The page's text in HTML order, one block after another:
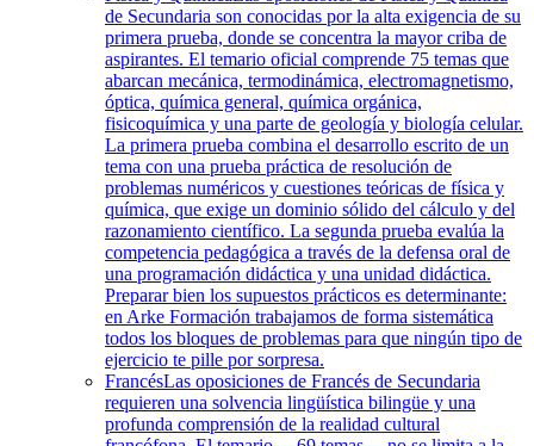
de Secundaria son conocidas por la alta exigencia de su
primera prueba, donde se concentra la mayor criba de
aspirantes. El temario oficial comprende 75 temas que
abarcan mecánica, termodinámica, electromagnetismo,
óptica, química general, química orgánica,
fisicoquímica y una parte de geología y biología celular.
La primera prueba combina el desarrollo escrito de un
tema con una prueba práctica de resolución de
problemas numéricos y cuestiones teóricas de física y
química, que exige un dominio sólido del cálculo y del
razonamiento científico. La segunda prueba evalúa la
competencia pedagógica a través de la defensa oral de
una programación didáctica y una unidad didáctica.
Preparar bien los supuestos prácticos es determinante:
en Arke Formación trabajamos de forma sistemática
todos los bloques de problemas para que ningún tipo de
ejercicio te pille por sorpresa.
FrancésLas oposiciones de Francés de Secundaria
requieren una solvencia lingüística bilingüe y una
profunda comprensión de la realidad cultural